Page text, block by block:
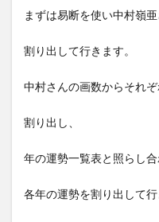
まずは易断を使い中村嶺
割り出して行きます。
中村さんの画数からそれ
割り出し、
年の運勢一覧表と照らし
各年の運勢を割り出して行